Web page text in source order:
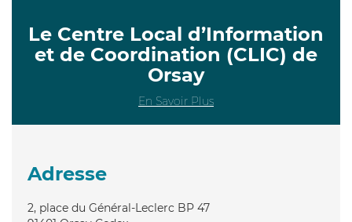
Le Centre Local d’Information
et de Coordination (CLIC) de
Orsay
En Savoir Plus
Adresse
2, place du Général-Leclerc BP 47